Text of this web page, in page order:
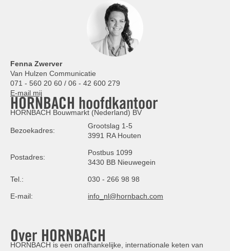
Fenna Zwerver
Van Hulzen Communicatie
071 - 560 20 60 / 06 - 42 600 279
E-mail mij
HORNBACH hoofdkantoor
HORNBACH Bouwmarkt (Nederland) BV
Bezoekadres:
Grootslag 1-5
3991 RA Houten
Postadres:
Postbus 1099
3430 BB Nieuwegein
Tel.: 030 - 266 98 98
E-mail: info_nl@hornbach.com
Over HORNBACH
HORNBACH is een onafhankelijke, internationale keten van